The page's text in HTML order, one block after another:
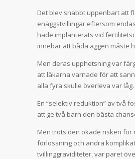
Det blev snabbt uppenbart att
enäggstvillingar eftersom
hade implanterats vid
innebär att båda äggen måste
Men deras upphetsning var
att läkarna varnade för att
alla fyra skulle överleva var låg.
En “selektiv reduktion” av två
att ge två barn den bästa
Men trots den ökade risken för
förlossning och andra
tvillinggraviditeter, var paret